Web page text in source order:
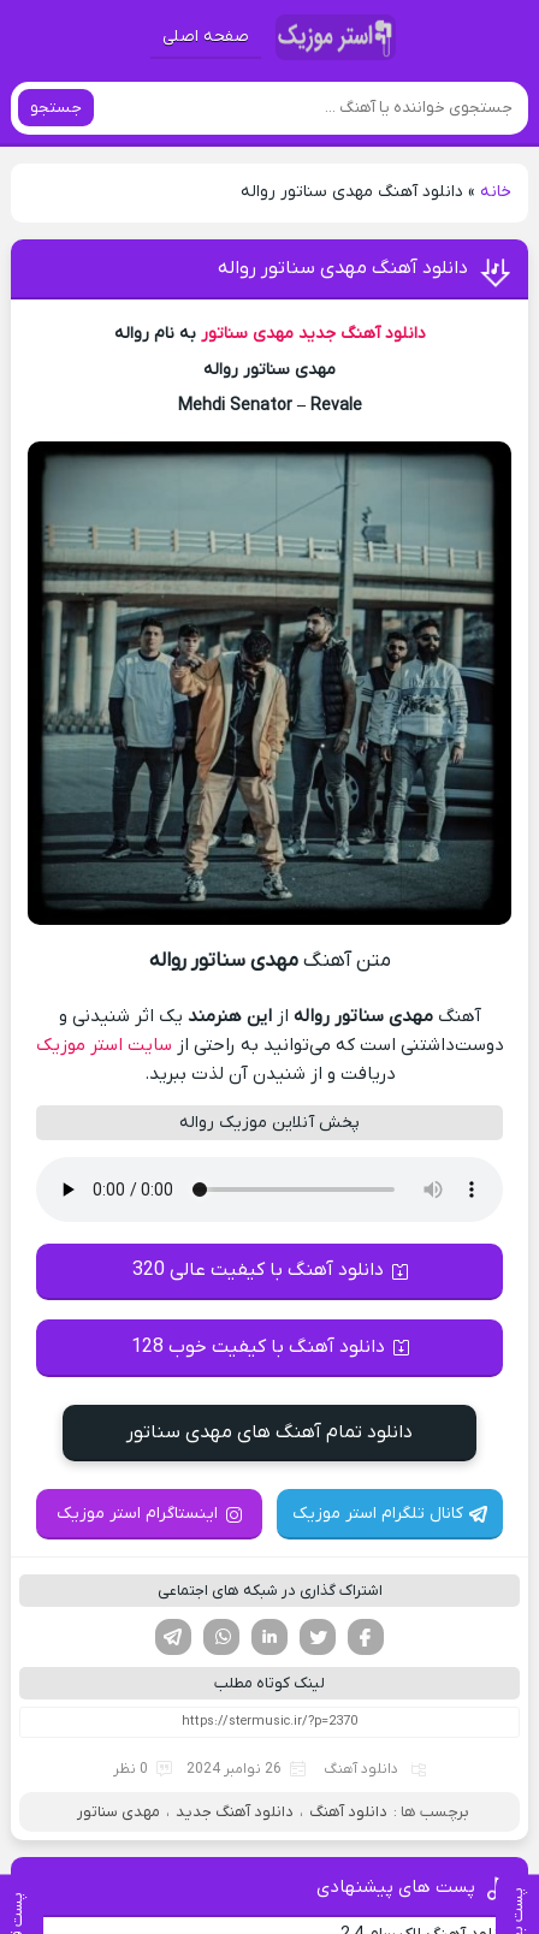
صفحه اصلی
جستجو
خانه» دانلود آهنگ مهدی سناتور رواله
دانلود آهنگ مهدی سناتور رواله
دانلود آهنگ جدید مهدی سناتور به نام رواله
مهدی سناتور رواله
Mehdi Senator – Revale
متن آهنگمهدی سناتور رواله
آهنگمهدی سناتور رواله ازاین هنرمند یک اثر شنیدنی و
دوست‌داشتنی است که می‌توانید به راحتی از سایت استر موزیک
دریافت و از شنیدن آن لذت ببرید.
پخش آنلاین موزیک رواله
دانلود آهنگ با کیفیت عالی 320
دانلود آهنگ با کیفیت خوب 128
دانلود تمام آهنگ های مهدی سناتور
کانال تلگرام استر موزیک اینستاگرام استر موزیک
اشتراک گذاری در شبکه های اجتماعی
لینکدین تویتر
فیسوک
لینک کوتاه مطلب
دانلود آهنگ 26 نوامبر 2024 0 نظر
برچسب ها : دانلود آهنگ ، دانلود آهنگ جدید ، مهدی سناتور
پست های پیشنهادی